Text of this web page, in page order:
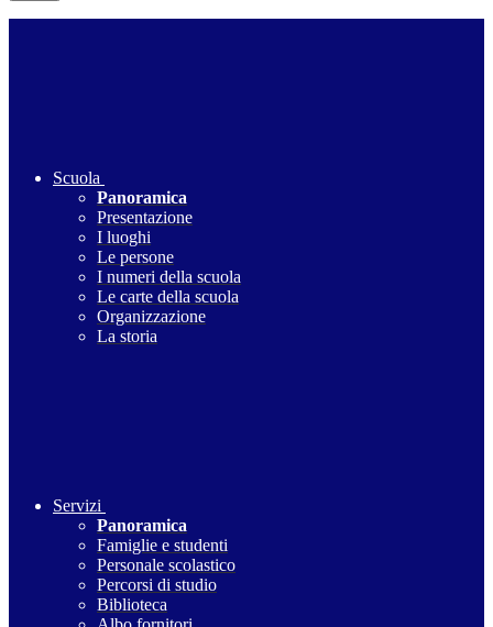
Scuola
Panoramica
Presentazione
I luoghi
Le persone
I numeri della scuola
Le carte della scuola
Organizzazione
La storia
Servizi
Panoramica
Famiglie e studenti
Personale scolastico
Percorsi di studio
Biblioteca